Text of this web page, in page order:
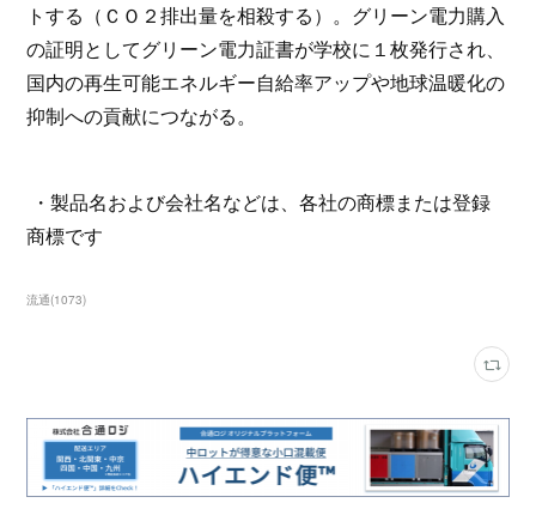
トする（ＣＯ２排出量を相殺する）。グリーン電力購入
の証明としてグリーン電力証書が学校に１枚発行され、
国内の再生可能エネルギー自給率アップや地球温暖化の
抑制への貢献につながる。
・製品名および会社名などは、各社の商標または登録
商標です
流通(1073)